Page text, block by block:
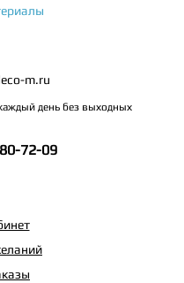
m.ru
день без выходных
72-09